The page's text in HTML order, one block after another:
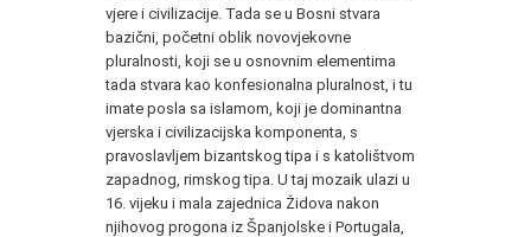
vjere i civilizacije. Tada se u Bosni stvara
bazični, početni oblik novovjekovne
pluralnosti, koji se u osnovnim elementima
tada stvara kao konfesionalna pluralnost, i tu
imate posla sa islamom, koji je dominantna
vjerska i civilizacijska komponenta, s
pravoslavljem bizantskog tipa i s katolištvom
zapadnog, rimskog tipa. U taj mozaik ulazi u
16. vijeku i mala zajednica Židova nakon
njihovog progona iz Španjolske i Portugala,